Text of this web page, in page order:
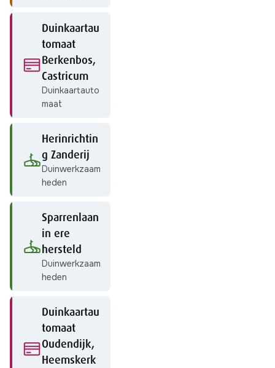
Duinkaartau
tomaat
Berkenbos,
Castricum
Duinkaartauto
maat
Herinrichtin
g Zanderij
Duinwerkzaam
heden
Sparrenlaan
in ere
hersteld
Duinwerkzaam
heden
Duinkaartau
tomaat
Oudendijk,
Heemskerk